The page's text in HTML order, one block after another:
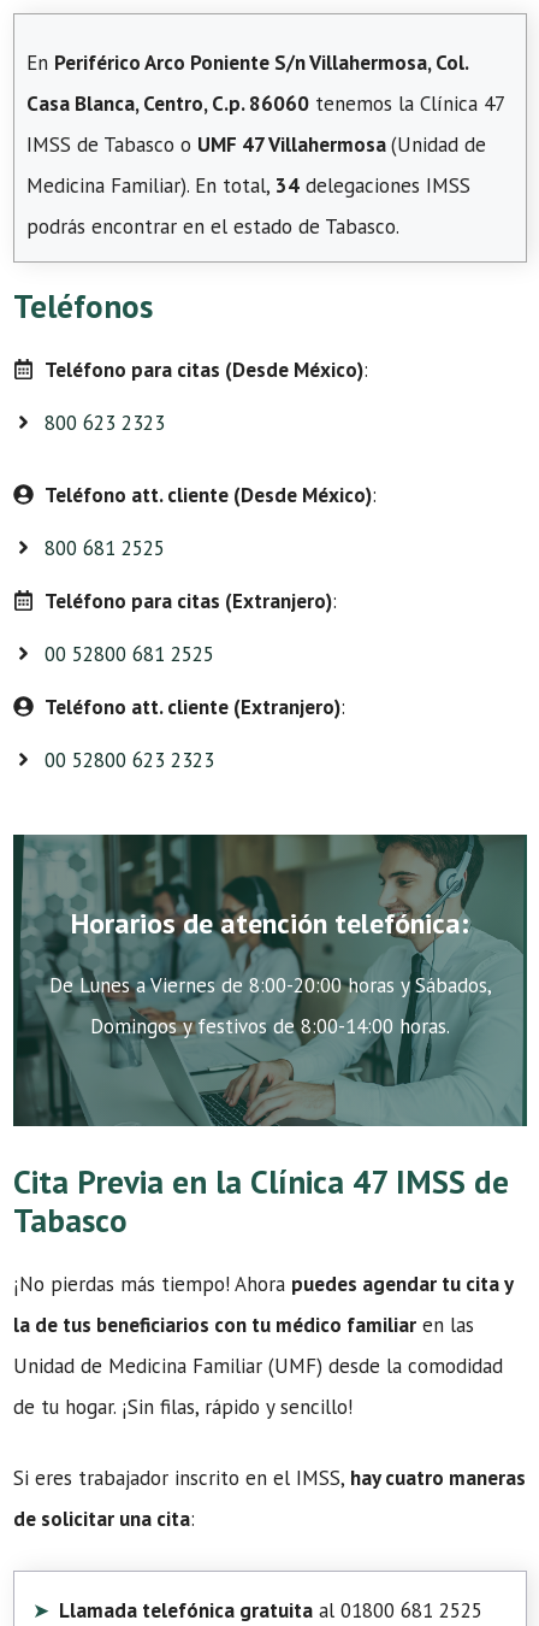
En Periférico Arco Poniente S/n Villahermosa, Col.
Casa Blanca, Centro, C.p. 86060 tenemos la Clínica 47
IMSS de Tabasco o UMF 47 Villahermosa(Unidad de
Medicina Familiar). En total, 34 delegaciones IMSS
podrás encontrar en el estado de Tabasco.
Teléfonos
Teléfono para citas (Desde México):
800 623 2323
Teléfono att. cliente (Desde México):
800 681 2525
Teléfono para citas (Extranjero):
00 52800 681 2525
Teléfono att. cliente (Extranjero):
00 52800 623 2323
Horarios de atención telefónica:
De Lunes a Viernes de 8:00-20:00 horas y Sábados,
Domingos y festivos de 8:00-14:00 horas.
Cita Previa en la Clínica 47 IMSS de
Tabasco
¡No pierdas más tiempo! Ahora puedes agendar tu cita y
la de tus beneficiarios con tu médico familiar en las
Unidad de Medicina Familiar (UMF) desde la comodidad
de tu hogar. ¡Sin filas, rápido y sencillo!
Si eres trabajador inscrito en el IMSS, hay cuatro maneras
de solicitar una cita:
Llamada telefónica gratuita al 01800 681 2525